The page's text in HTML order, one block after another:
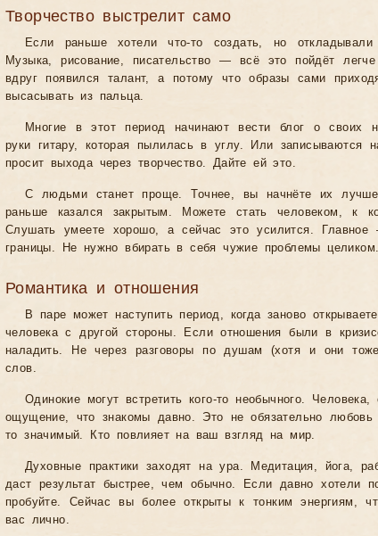
Творчество выстрелит само
Если раньше хотели что-то создать, но
Музыка, рисование, писательство — всё это пойдёт
вдруг появился талант, а потому что образы сами
высасывать из пальца.
Многие в этот период начинают вести блог о своих
руки гитару, которая пылилась в углу. Или записываются
просит выхода через творчество. Дайте ей это.
С людьми станет проще. Точнее, вы начнёте их
раньше казался закрытым. Можете стать человеком, к
Слушать умеете хорошо, а сейчас это усилится.
границы. Не нужно вбирать в себя чужие проблемы целиком.
Романтика и отношения
В паре может наступить период, когда заново
человека с другой стороны. Если отношения были в
наладить. Не через разговоры по душам (хотя и они
слов.
Одинокие могут встретить кого-то необычного.
ощущение, что знакомы давно. Это не обязательно
то значимый. Кто повлияет на ваш взгляд на мир.
Духовные практики заходят на ура. Медитация, йога,
даст результат быстрее, чем обычно. Если давно хотели
пробуйте. Сейчас вы более открыты к тонким энергиям,
вас лично.